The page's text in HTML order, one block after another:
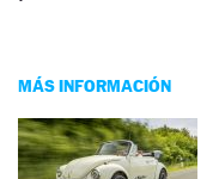
MÁS INFORMACIÓN